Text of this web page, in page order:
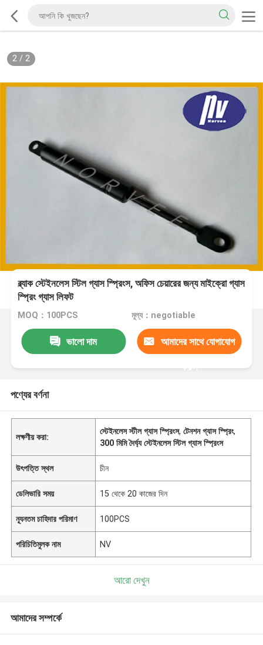
2/ 2
ব্ল্যাক স্টেইনলেস স্টিল গ্যাস স্প্রিংস, অফিস চেয়ারের জন্য মাইক্রো গ্যাস
স্প্রিং গ্যাস লিফট
MOQ：100PCS মূল্য：negotiable
ভালো দাম আমাদের সাথে যোগাযোগ
করুন
পণ্যের বর্ণনা
লক্ষণীয় করা:
স্টেইনলেস স্টীল গ্যাস স্প্রিংস,টেনশন গ্যাস স্প্রিং,
300 মিমি দৈর্ঘ্য স্টেইনলেস স্টিল গ্যাস স্প্রিংস
উৎপত্তি স্থল চীন
ডেলিভারি সময় 15 থেকে 20 কাজের দিন
ন্যূনতম চাহিদার পরিমাণ 100PCS
পরিচিতিমুলক নাম NV
আরো দেখুন
আমাদের সম্পর্কে